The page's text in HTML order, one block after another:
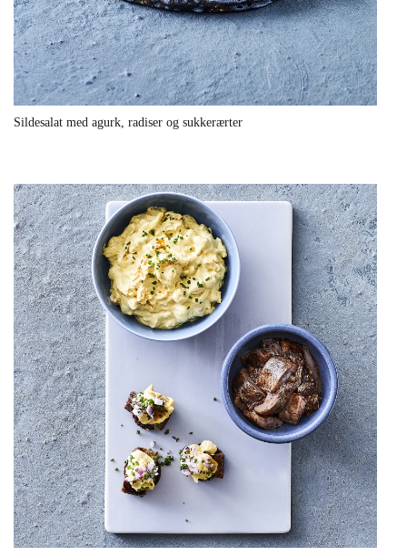
Sildesalat med agurk, radiser og sukkerærter